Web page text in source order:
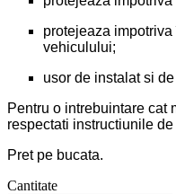
protejeaza
vehiculului;
usor de instalat si
Pentru o intrebuintare cat
respectati instructiunile
Pret pe bucata.
Cantitate